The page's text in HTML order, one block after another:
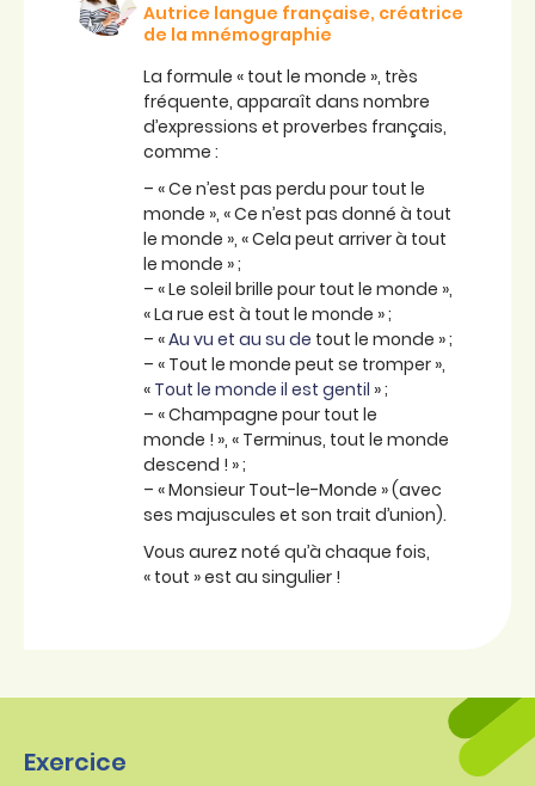
Autrice langue française, créatrice
de la mnémographie
La formule « tout le monde », très
fréquente, apparaît dans nombre
d’expressions et proverbes français,
comme :
– « Ce n’est pas perdu pour tout le
monde », « Ce n’est pas donné à tout
le monde », « Cela peut arriver à tout
le monde » ;
– « Le soleil brille pour tout le monde »,
« La rue est à tout le monde » ;
– «Au vu et au su de tout le monde » ;
– « Tout le monde peut se tromper »,
« Tout le monde il est gentil » ;
– « Champagne pour tout le
monde ! », « Terminus, tout le monde
descend ! » ;
– « Monsieur Tout-le-Monde » (avec
ses majuscules et son trait d’union).
Vous aurez noté qu’à chaque fois,
« tout » est au singulier !
Exercice